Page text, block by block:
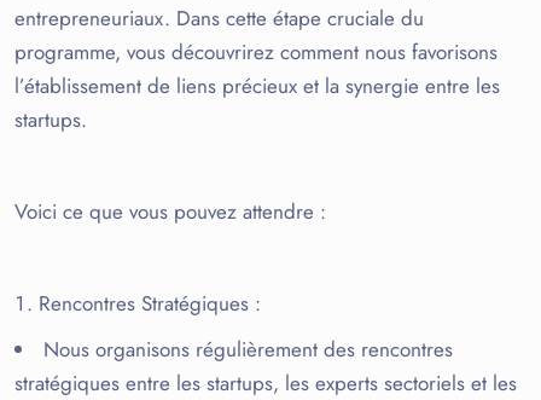
entrepreneuriaux. Dans cette étape cruciale du
programme, vous découvrirez comment nous favorisons
l’établissement de liens précieux et la synergie entre les
startups.
Voici ce que vous pouvez attendre :
Rencontres Stratégiques :
Nous organisons régulièrement des rencontres
stratégiques entre les startups, les experts sectoriels et les